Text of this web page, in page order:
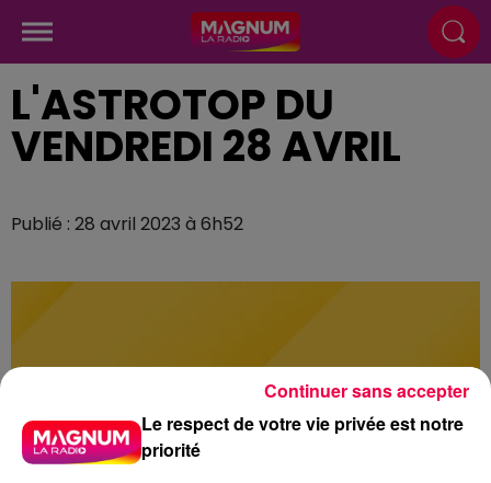
L'ASTROTOP DU
VENDREDI 28 AVRIL
Publié : 28 avril 2023 à 6h52
Le respect de votre vie privée est notre
priorité
Continuer sans accepter